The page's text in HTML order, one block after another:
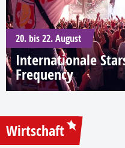
20. bis 22. August
Internationale
Frequency
Wirtschaft